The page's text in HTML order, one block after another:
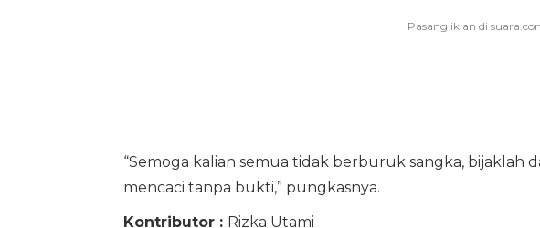
“Semoga kalian semua tidak berburuk sangka, bijaklah
mencaci tanpa bukti,” pungkasnya.
Kontributor : Rizka Utami